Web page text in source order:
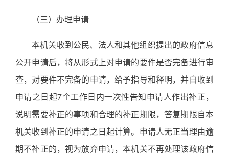
（三）办理申请
本机关收到公民、法人和其他组织提出的政府信息
公开申请后，将从形式上对申请的要件是否完备进行审
查，对要件不完备的申请，给予指导和释明，并自收到
申请之日起7个工作日内一次性告知申请人作出补正，
说明需要补正的事项和合理的补正期限，答复期限自本
机关收到补正的申请之日起计算。申请人无正当理由逾
期不补正的，视为放弃申请，本机关不再处理该政府信